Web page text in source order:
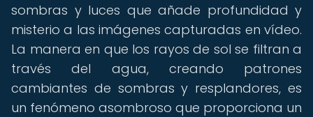
sombras y luces que añade profundidad y
misterio a las imágenes capturadas en vídeo.
La manera en que los rayos de sol se filtran a
través del agua, creando patrones
cambiantes de sombras y resplandores, es
un fenómeno asombroso que proporciona un